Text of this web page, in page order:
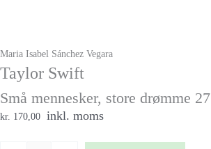
Maria Isabel Sánchez Vegara
Taylor Swift
Små mennesker, store drømme 27
kr. 170,00 inkl. moms